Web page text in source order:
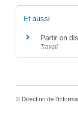
Et aussi
Partir en
Travail
© Direction de